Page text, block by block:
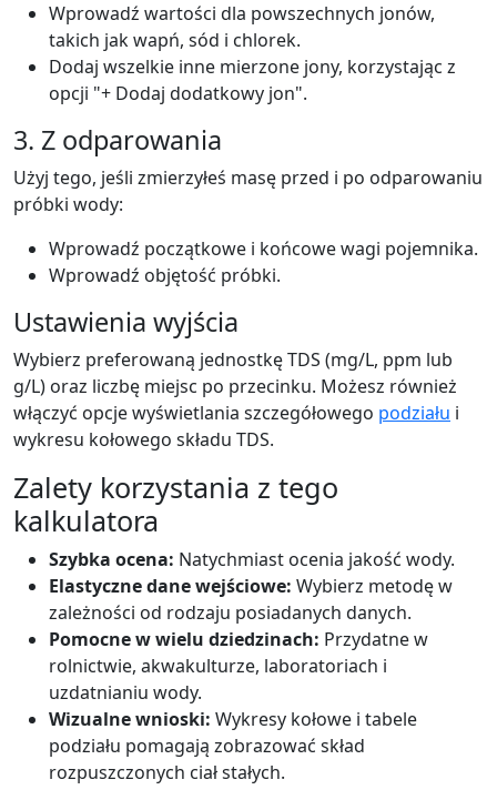
Wprowadź wartości dla powszechnych jonów,
takich jak wapń, sód i chlorek.
Dodaj wszelkie inne mierzone jony, korzystając z
opcji "+ Dodaj dodatkowy jon".
3. Z odparowania
Użyj tego, jeśli zmierzyłeś masę przed i po odparowaniu
próbki wody:
Wprowadź początkowe i końcowe wagi pojemnika.
Wprowadź objętość próbki.
Ustawienia wyjścia
Wybierz preferowaną jednostkę TDS (mg/L, ppm lub
g/L) oraz liczbę miejsc po przecinku. Możesz również
włączyć opcje wyświetlania szczegółowego podziału i
wykresu kołowego składu TDS.
Zalety korzystania z tego
kalkulatora
Szybka ocena: Natychmiast ocenia jakość wody.
Elastyczne dane wejściowe: Wybierz metodę w
zależności od rodzaju posiadanych danych.
Pomocne w wielu dziedzinach: Przydatne w
rolnictwie, akwakulturze, laboratoriach i
uzdatnianiu wody.
Wizualne wnioski: Wykresy kołowe i tabele
podziału pomagają zobrazować skład
rozpuszczonych ciał stałych.